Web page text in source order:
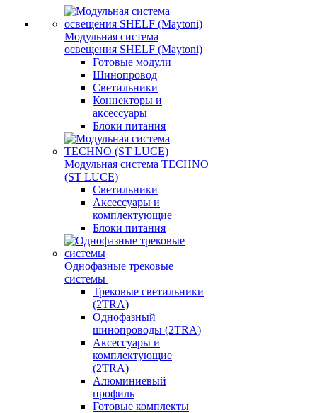
Модульная система
освещения SHELF (Maytoni)
Готовые модули
Шинопровод
Светильники
Коннекторы и
аксессуары
Блоки питания
Модульная система TECHNO
(ST LUCE)
Светильники
Аксессуары и
комплектующие
Блоки питания
Однофазные трековые
системы
Трековые светильники
(2TRA)
Однофазный
шинопроводы (2TRA)
Аксессуары и
комплектующие
(2TRA)
Алюминиевый
профиль
Готовые комплекты